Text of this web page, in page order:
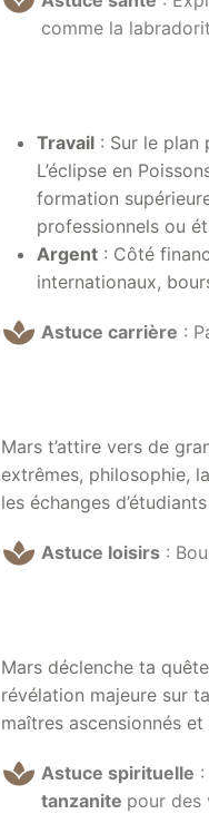
comme la
Travail : Sur le plan
L’éclipse en
formation
professionnels ou
Argent : Côté
internationaux,
Astuce carrière :
Mars t’attire vers de
extrêmes, philosophie,
les échanges
Astuce loisirs :
Mars déclenche ta
révélation majeure sur
maîtres ascensionnés
Astuce spirituelle
tanzanite pour des